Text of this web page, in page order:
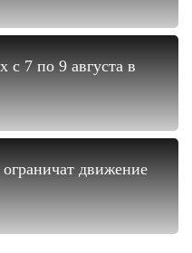
с 7 по 9 августа в
движение